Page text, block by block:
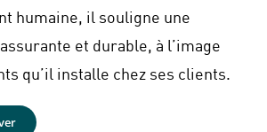
humaine, il souligne une
et durable, à l’image
qu’il installe chez ses clients.